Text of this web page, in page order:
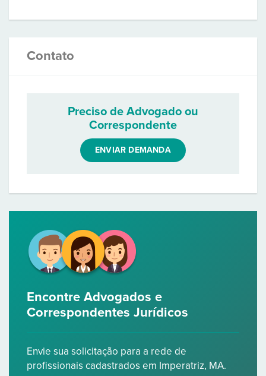
Contato
Preciso de Advogado ou
Correspondente
ENVIAR DEMANDA
Encontre Advogados e
Correspondentes Jurídicos
Envie sua solicitação para a rede de
profissionais cadastrados em Imperatriz, MA.